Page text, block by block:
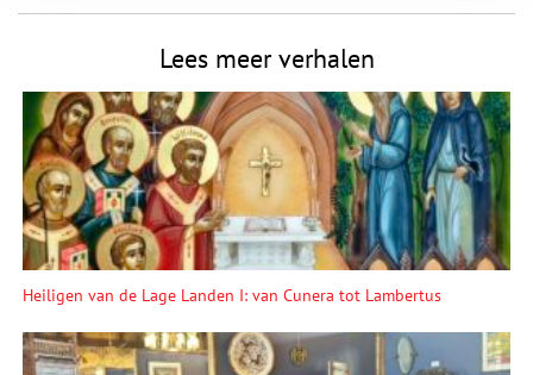
Lees meer verhalen
Heiligen van de Lage Landen I: van Cunera tot Lambertus